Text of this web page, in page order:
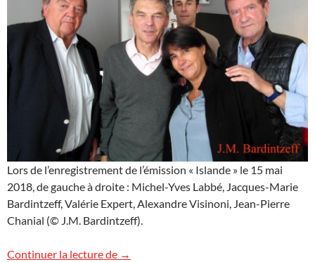
Lors de l’enregistrement de l’émission « Islande » le 15 mai
2018, de gauche à droite : Michel-Yves Labbé, Jacques-Marie
Bardintzeff, Valérie Expert, Alexandre Visinoni, Jean-Pierre
Chanial (© J.M. Bardintzeff).
Continuer la lecture de L’Islande sur Radio Voyageurs
→